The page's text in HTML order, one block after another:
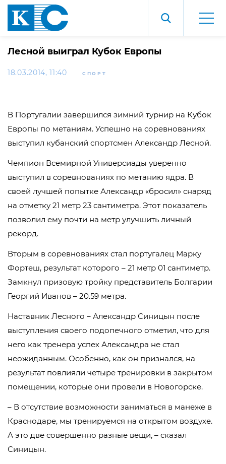
Лесной выиграл Кубок Европы
18.03.2014, 11:40 СПОРТ
В Португалии завершился зимний турнир на Кубок
Европы по метаниям. Успешно на соревнованиях
выступил кубанский спортсмен Александр Лесной.
Чемпион Всемирной Универсиады уверенно
выступил в соревнованиях по метанию ядра. В
своей лучшей попытке Александр «бросил» снаряд
на отметку 21 метр 23 сантиметра. Этот показатель
позволил ему почти на метр улучшить личный
рекорд.
Вторым в соревнованиях стал португалец Марку
Фортеш, результат которого – 21 метр 01 сантиметр.
Замкнул призовую тройку представитель Болгарии
Георгий Иванов – 20.59 метра.
Наставник Лесного – Александр Синицын после
выступления своего подопечного отметил, что для
него как тренера успех Александра не стал
неожиданным. Особенно, как он признался, на
результат повлияли четыре тренировки в закрытом
помещении, которые они провели в Новогорске.
– В отсутствие возможности заниматься в манеже в
Краснодаре, мы тренируемся на открытом воздухе.
А это две совершенно разные вещи, – сказал
Синицын.